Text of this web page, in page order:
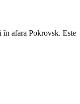
afara Pokrovsk. Este